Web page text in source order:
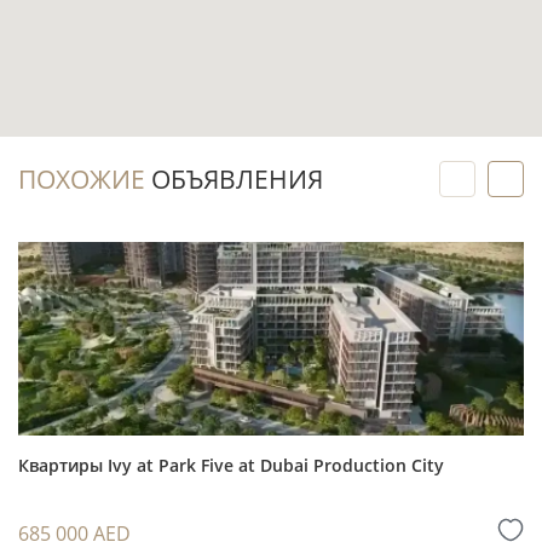
Инвестиционный потенциал
аренду с первого месяца после покупки и
оформления необходимых договорённостей,
без периода ожидания завершения проекта.
Business Bay объединяет деловую среду,
жилую застройку, сервисы и удобные
транспортные связи, поэтому спрос
необходимо оценивать отдельно для
ПОХОЖИЕ ОБЪЯВЛЕНИЯ
Квартиры Ivy at Park Five at Dubai Production City
685 000 AED